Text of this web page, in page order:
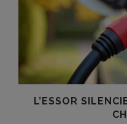
L’ESSOR